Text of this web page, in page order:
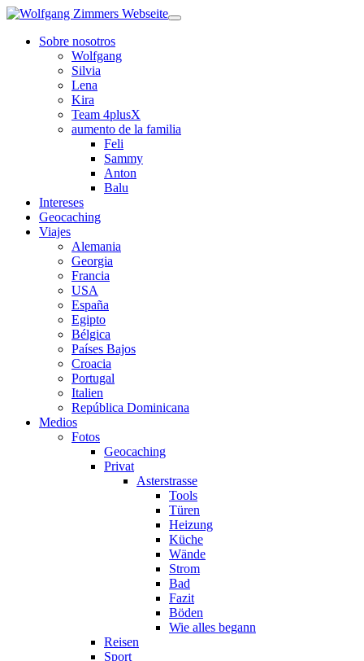
Sobre nosotros
Wolfgang
Silvia
Lena
Kira
Team 4plusX
aumento de la familia
Feli
Sammy
Anton
Balu
Intereses
Geocaching
Viajes
Alemania
Georgia
Francia
USA
España
Egipto
Bélgica
Países Bajos
Croacia
Portugal
Italien
República Dominicana
Medios
Fotos
Geocaching
Privat
Asterstrasse
Tools
Türen
Heizung
Küche
Wände
Strom
Bad
Fazit
Böden
Wie alles begann
Reisen
Sport